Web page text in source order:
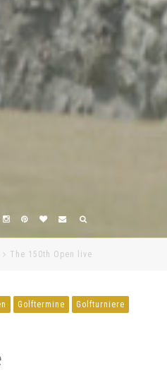
The 150th Open live
Golftermine
Golfturniere